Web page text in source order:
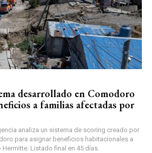
desarrollado en Comodoro
a familias afectadas por
analiza un sistema de scoring creado por
para asignar beneficios habitacionales a
Listado final en 45 días.